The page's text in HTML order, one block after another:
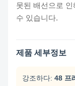
못된 배선으로
수 있습니다.
제품 세부정보
강조하다: 48 프